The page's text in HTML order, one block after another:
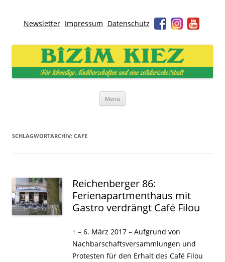
Newsletter Impressum Datenschutz
Bizim Kiez – Unser Kiez
Für lebendige Nachbarschaften und eine solidarische Stadt
Menü
SCHLAGWORTARCHIV: CAFE
Reichenberger 86:
Ferienapartmenthaus mit
Gastro verdrängt Café Filou
↑ – 6. März 2017 – Aufgrund von
Nachbarschaftsversammlungen und
Protesten für den Erhalt des Café Filou